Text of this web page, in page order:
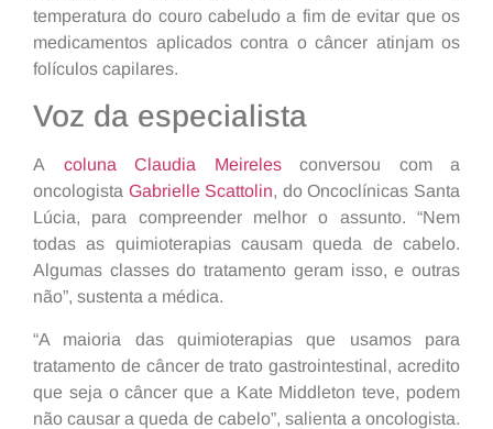
temperatura do couro cabeludo a fim de evitar que os
medicamentos aplicados contra o câncer atinjam os
folículos capilares.
Voz da especialista
A coluna Claudia Meirelesconversou com a
oncologista Gabrielle Scattolin, do Oncoclínicas Santa
Lúcia, para compreender melhor o assunto. “Nem
todas as quimioterapias causam queda de cabelo.
Algumas classes do tratamento geram isso, e outras
não”, sustenta a médica.
“A maioria das quimioterapias que usamos para
tratamento de câncer de trato gastrointestinal, acredito
que seja o câncer que a Kate Middleton teve, podem
não causar a queda de cabelo”, salienta a oncologista.